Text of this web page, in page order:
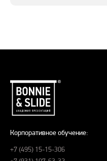
Корпоративное обучение:
+7 (495) 15-15-306